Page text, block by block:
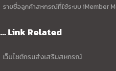
รายชื่อลูกค้าสหกรณ์ที่ใช้ระบบ iMember
... Link Related
เว็บไซต์กรมส่งเสริมสหกรณ์